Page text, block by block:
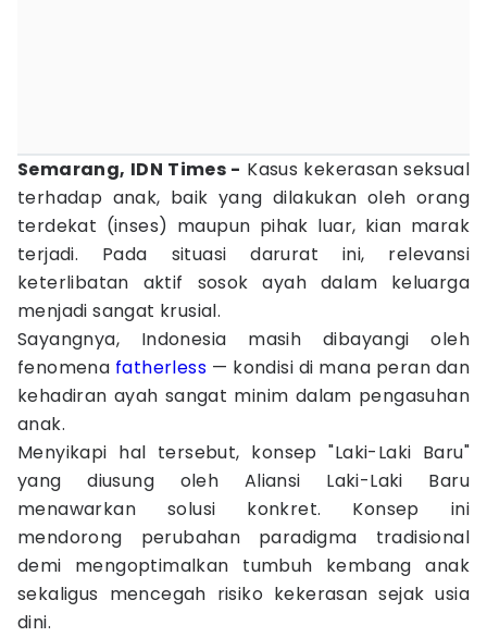
Semarang, IDN Times - Kasus kekerasan seksual
terhadap anak, baik yang dilakukan oleh orang
terdekat (inses) maupun pihak luar, kian marak
terjadi. Pada situasi darurat ini, relevansi
keterlibatan aktif sosok ayah dalam keluarga
menjadi sangat krusial.
Sayangnya, Indonesia masih dibayangi oleh
fenomena fatherless — kondisi di mana peran dan
kehadiran ayah sangat minim dalam pengasuhan
anak.
Menyikapi hal tersebut, konsep "Laki-Laki Baru"
yang diusung oleh Aliansi Laki-Laki Baru
menawarkan solusi konkret. Konsep ini
mendorong perubahan paradigma tradisional
demi mengoptimalkan tumbuh kembang anak
sekaligus mencegah risiko kekerasan sejak usia
dini.